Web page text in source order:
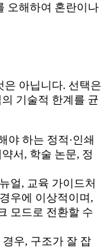
오해하여 혼란이나
은 아닙니다. 선택은
기술적 한계를 균
야 하는 정적·인쇄
서, 학술 논문, 정
얼, 교육 가이드처
우에 이상적이며,
모드로 전환할 수
우, 구조가 잘 잡